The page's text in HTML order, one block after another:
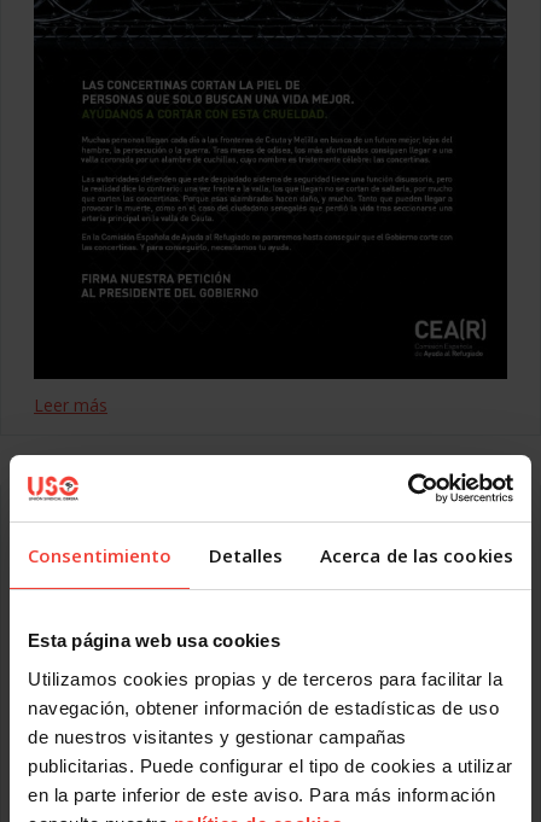
Consentimiento Detalles Acerca de las cookies
Esta página web usa cookies
Utilizamos cookies propias y de terceros para facilitar la
navegación, obtener información de estadísticas de uso
de nuestros visitantes y gestionar campañas
publicitarias. Puede configurar el tipo de cookies a utilizar
en la parte inferior de este aviso. Para más información
Leer más
MAYO 5, 2014
y el último estudio de la Asociación Española de Psiquiatría
Privada constatan lo que desde USO llevamos denunciando
en los últimos años: los recortes en prevención; las
reestructuraciones de plantilla; la mala organización del
trabajo; la deficiente conciliación de la vida laboral y
personal; el desempleo y el miedo a perder el puesto de